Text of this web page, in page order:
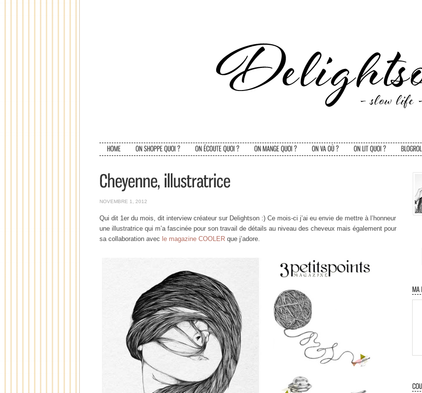
NOVEMBRE 1, 2012
Qui dit 1er du mois, dit interview créateur sur Delightson :) Ce mois-ci j’ai eu envie de mettre à l’honneur
une illustratrice qui m’a fascinée pour son travail de détails au niveau des cheveux mais également pour
sa collaboration avec le magazine COOLER que j’adore.